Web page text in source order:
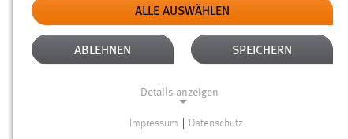
Aktive Filter: TYP: NEWS/VERANSTALTUNGEN
Gesucht nach "raum". Es wurde 1 Ergebnis in 25
ALLE AUSWÄHLEN
ABLEHNEN SPEICHERN
Details anzeigen
Impressum Datenschutz